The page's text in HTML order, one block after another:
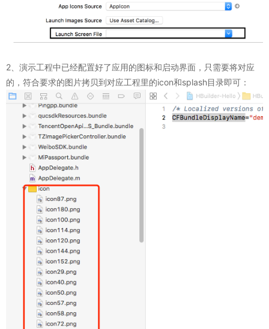
2、演示工程中已经配置好了应用的图标和启动界面，只需要将对应
的，符合要求的图片拷贝到对应工程里的icon和splash目录即可：